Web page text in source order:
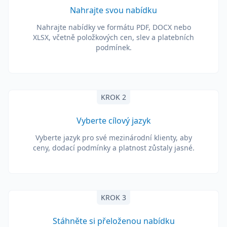
Nahrajte svou nabídku
Nahrajte nabídky ve formátu PDF, DOCX nebo
XLSX, včetně položkových cen, slev a platebních
podmínek.
KROK 2
Vyberte cílový jazyk
Vyberte jazyk pro své mezinárodní klienty, aby
ceny, dodací podmínky a platnost zůstaly jasné.
KROK 3
Stáhněte si přeloženou nabídku